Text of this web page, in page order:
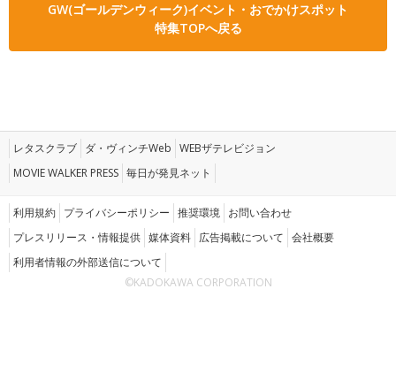
GW(ゴールデンウィーク)イベント・おでかけスポット
特集TOPへ戻る
レタスクラブ ダ・ヴィンチWeb WEBザテレビジョン
MOVIE WALKER PRESS 毎日が発見ネット
利用規約 プライバシーポリシー 推奨環境 お問い合わせ
プレスリリース・情報提供 媒体資料 広告掲載について 会社概要
利用者情報の外部送信について
©KADOKAWA CORPORATION